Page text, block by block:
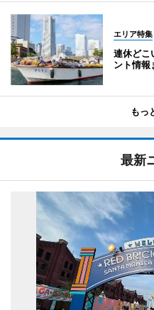
エリア特集
連休ど
ント情報
もっ
最新